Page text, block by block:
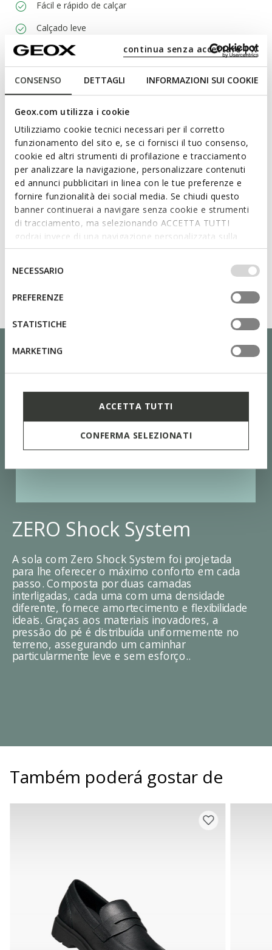
CONSENSO DETTAGLI INFORMAZIONI SUI COOKIE
Geox.com utilizza i cookie
Utilizziamo cookie tecnici necessari per il corretto
funzionamento del sito e, se ci fornisci il tuo consenso,
cookie ed altri strumenti di profilazione e tracciamento
per analizzare la navigazione, personalizzare contenuti
ed annunci pubblicitari in linea con le tue preferenze e
fornire funzionalità dei social media. Se chiudi questo
banner continuerai a navigare senza cookie e strumenti
di tracciamento, ma selezionando ACCETTA TUTTI
godrai invece di una navigazione personalizzata sulla
base dei tuoi gusti ed interessi. Selezionando
IMPOSTAZIONI potrai anche scegliere quali cookies ed
altri strumenti di tracciamento autorizzare. Per maggiori
informazioni o per modificare in qualsiasi momento le
tue impostazioni, visita la nostra
del
consenso
NECESSARIO
PREFERENZE
STATISTICHE
MARKETING
ACCETTA TUTTI
CONFERMA SELEZIONATI
continua senza accettare | X
Fácil e rápido de calçar
Calçado leve
Design sem fecho, para calçar mais rapidamente
Materiais
Tecnologias
ZERO Shock System
A sola com Zero Shock System foi projetada
para lhe oferecer o máximo conforto em cada
passo. Composta por duas camadas
interligadas, cada uma com uma densidade
diferente, fornece amortecimento e flexibilidade
ideais. Graças aos materiais inovadores, a
pressão do pé é distribuída uniformemente no
terreno, assegurando um caminhar
particularmente leve e sem esforço..
Também poderá gostar de